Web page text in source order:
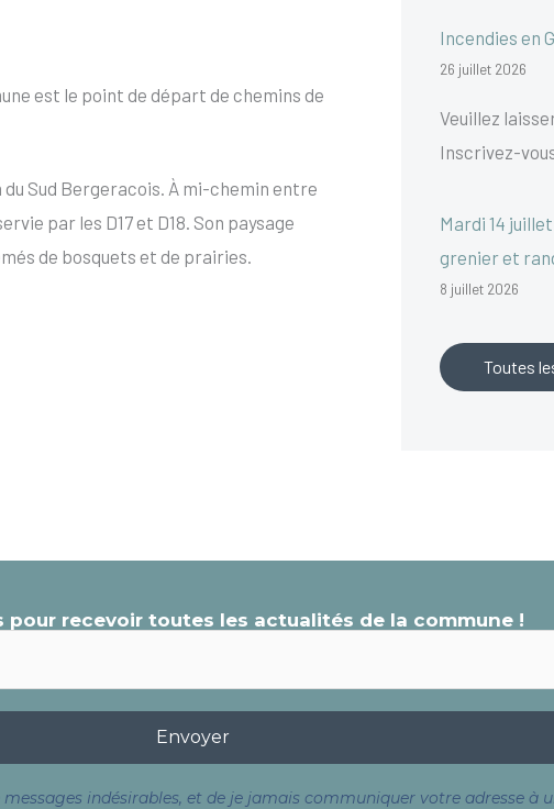
est le point de départ de chemins de
Sud Bergeracois. À mi-chemin entre
par les D17 et D18. Son paysage
de bosquets et de prairies.
Incendies en
26 juillet 2026
Veuillez
Inscrivez-
Mardi 14
grenier et
8 juillet 2026
Toutes
pour recevoir toutes les actualités de la commune !
indésirables, et de je jamais communiquer votre adresse à